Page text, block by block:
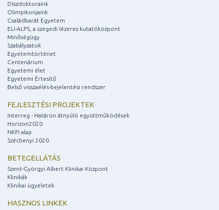
Díszdoktoraink
Olimpikonjaink
Családbarát Egyetem
ELI-ALPS, a szegedi lézeres kutatóközpont
Minőségügy
Szabályzatok
Egyetemtörténet
Centenárium
Egyetemi élet
Egyetemi Értesítő
Belső visszaélés-bejelentési rendszer
FEJLESZTÉSI PROJEKTEK
Interreg - Határon átnyúló együttműködések
Horizon2020
NKFI alap
Széchenyi 2020
BETEGELLÁTÁS
Szent-Györgyi Albert Klinikai Központ
Klinikák
Klinikai ügyeletek
HASZNOS LINKEK